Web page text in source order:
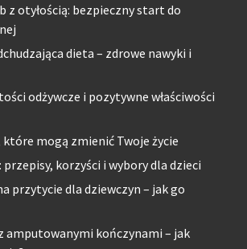
z otyłością: bezpieczny start do
dieta – zdrowe nawyki i
odżywcze i pozytywne właściwości
mogą zmienić Twoje życie
korzyści i wybory dla dzieci
przytycie dla dziewczyn – jak go
amputowanymi kończynami – jak